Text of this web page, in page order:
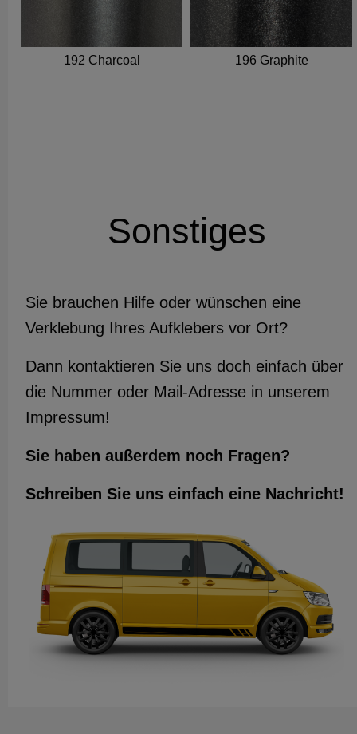
192 Charcoal 196 Graphite
Sonstiges
Sie brauchen Hilfe oder wünschen eine
Verklebung Ihres Aufklebers vor Ort?
Dann kontaktieren Sie uns doch einfach über
die Nummer oder Mail-Adresse in unserem
Impressum!
Sie haben außerdem noch Fragen?
Schreiben Sie uns einfach eine Nachricht!